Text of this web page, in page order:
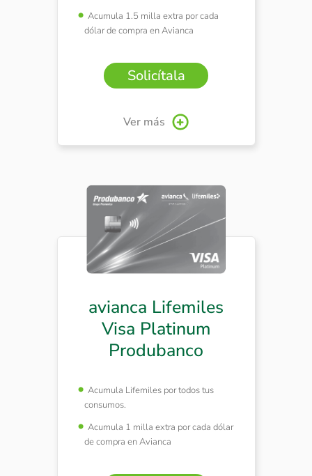
Acumula 1.5 milla extra por cada
dólar de compra en Avianca
Solicítala
Ver más
avianca Lifemiles
Visa Platinum
Produbanco
Acumula Lifemiles por todos tus
consumos.
Acumula 1 milla extra por cada dólar
de compra en Avianca